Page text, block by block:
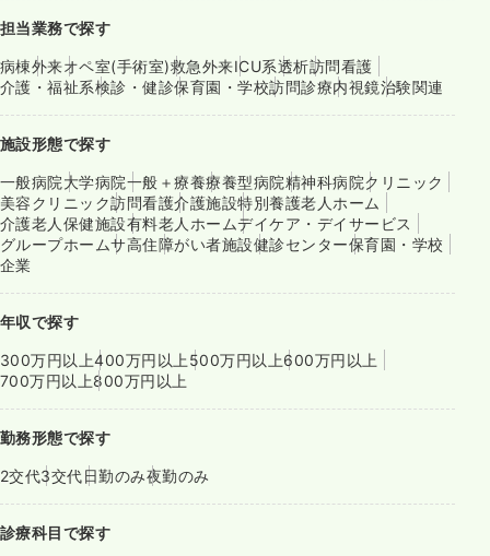
担当業務で探す
病棟外来オペ室(手術室)救急外来ICU系透析訪問看護
介護・福祉系検診・健診保育園・学校訪問診療内視鏡治験関連
施設形態で探す
一般病院大学病院一般＋療養療養型病院精神科病院クリニック
美容クリニック訪問看護介護施設特別養護老人ホーム
介護老人保健施設有料老人ホームデイケア・デイサービス
グループホームサ高住障がい者施設健診センター保育園・学校
企業
年収で探す
300万円以上400万円以上 500万円以上600万円以上
700万円以上800万円以上
勤務形態で探す
2交代3交代日勤のみ夜勤のみ
診療科目で探す